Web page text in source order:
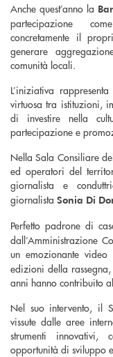
Anche quest’anno la
partecipazione
concretamente il
generare
comunità locali.
L’iniziativa
virtuosa tra istituzioni,
di investire nella
partecipazione e
Nella Sala Consiliare
ed operatori del
giornalista e
giornalista Sonia Di
Perfetto padrone di
dall’Amministrazione
un emozionante
edizioni della
anni hanno contribuito
Nel suo intervento, il
vissute dalle aree
strumenti innovativi,
opportunità di sviluppo